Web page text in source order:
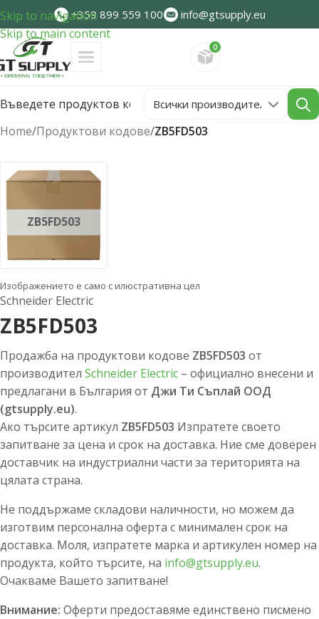
Skip to navigation
Skip to main content
+359 899 559 100 info@gtsupply.eu
0
Home/Продуктови кодове/ZB5FD503
ZB5FD503
Изображението е само с илюстративна цел
Schneider Electric
ZB5FD503
Продажба на продуктови кодове ZB5FD503 от
производител Schneider Electric – официално внесени и
предлагани в България от Джи Ти Съплай ООД
(gtsupply.eu).
Ако търсите артикул ZB5FD503 Изпратете своето
запитване за цена и срок на доставка. Ние сме доверен
доставчик на индустриални части за територията на
цялата страна.
Не поддържаме складови наличности, но можем да
изготвим персонална оферта с минимален срок на
доставка. Моля, изпратете марка и артикулен номер на
продукта, който търсите, на info@gtsupply.eu.
Очакваме Вашето запитване!
Внимание: Оферти предоставяме единствено писмено